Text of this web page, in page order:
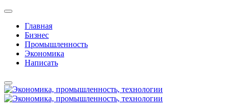
Главная
Бизнес
Промышленность
Экономика
Написать